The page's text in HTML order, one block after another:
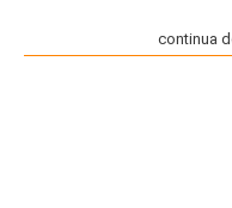
continua